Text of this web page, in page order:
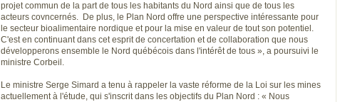
projet commun de la part de tous les habitants du Nord ainsi que de tous les
acteurs covncernés. De plus, le Plan Nord offre une perspective intéressante pour
le secteur bioalimentaire nordique et pour la mise en valeur de tout son potentiel.
C'est en continuant dans cet esprit de concertation et de collaboration que nous
développerons ensemble le Nord québécois dans l'intérêt de tous », a poursuivi le
ministre Corbeil.
Le ministre Serge Simard a tenu à rappeler la vaste réforme de la Loi sur les mines
actuellement à l'étude, qui s'inscrit dans les objectifs du Plan Nord : « Nous